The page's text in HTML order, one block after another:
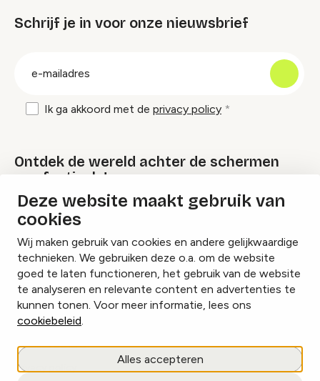
Deze website maakt gebruik van
cookies
Wij maken gebruik van cookies en andere gelijkwaardige
technieken. We gebruiken deze o.a. om de website
goed te laten functioneren, het gebruik van de website
te analyseren en relevante content en advertenties te
kunnen tonen. Voor meer informatie, lees ons
cookiebeleid.
Alles accepteren
Schrijf je in voor onze nieuwsbrief
Ik ga akkoord met de privacy policy
Ontdek de wereld achter de schermen
van festivals!
Lees onze Festival Specials
InstagramFacebookLinkedIn
Cookies beheren
Privacy policy